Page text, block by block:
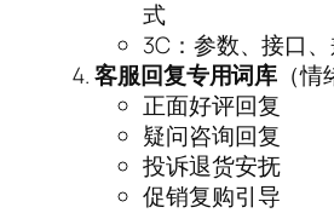
式
3C：参数、接口
客服回复专用词库 （情
正面好评回复
疑问咨询回复
投诉退货安抚
促销复购引导